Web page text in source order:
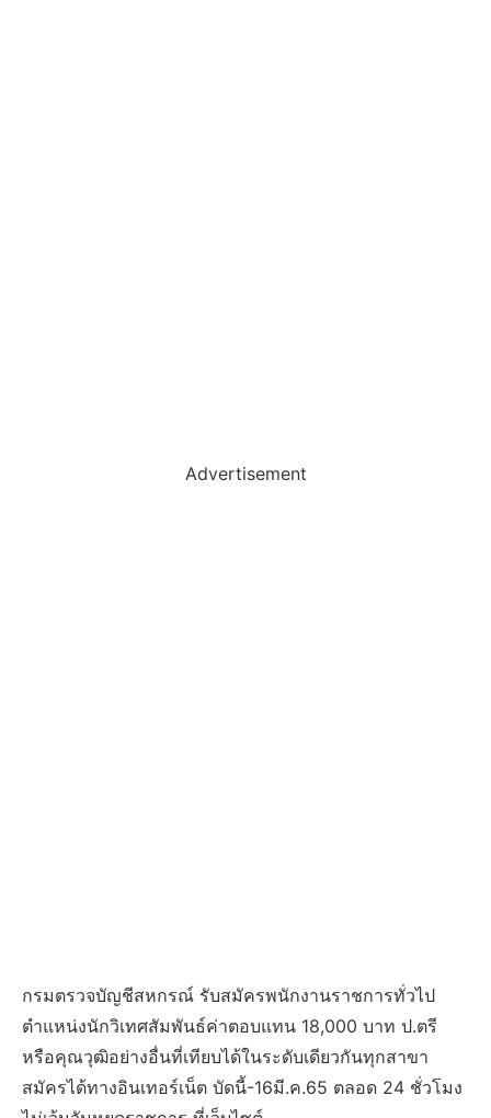
Advertisement
กรมตรวจบัญชีสหกรณ์ รับสมัครพนักงานราชการทั่วไป
ตำแหน่งนักวิเทศสัมพันธ์ค่าตอบแทน 18,000 บาท ป.ตรี
หรือคุณวุฒิอย่างอื่นที่เทียบได้ในระดับเดียวกันทุกสาขา
สมัครได้ทางอินเทอร์เน็ต บัดนี้-16มี.ค.65 ตลอด 24 ชั่วโมง